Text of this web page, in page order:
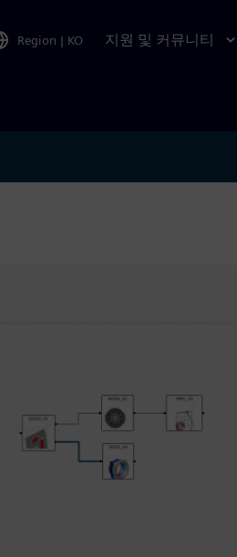
Region | KO 지원 및 커뮤니티